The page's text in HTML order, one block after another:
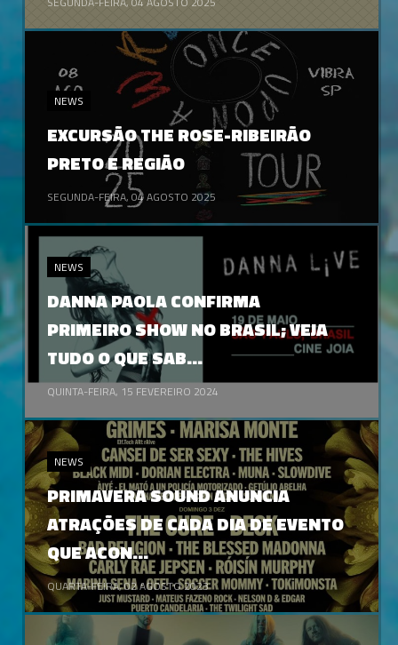
SEGUNDA-FEIRA, 04 AGOSTO 2025
NEWS
EXCURSÃO THE ROSE-RIBEIRÃO
PRETO E REGIÃO
QUINTA-FEIRA, 15 FEVEREIRO 2024
NEWS
DANNA PAOLA CONFIRMA
PRIMEIRO SHOW NO BRASIL; VEJA
TUDO O QUE SAB...
QUARTA-FEIRA, 02 AGOSTO 2023
NEWS
PRIMAVERA SOUND ANUNCIA
ATRAÇÕES DE CADA DIA DE EVENTO
QUE ACON...